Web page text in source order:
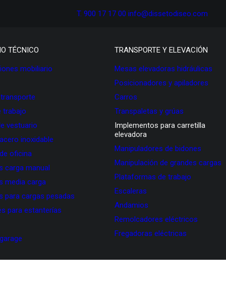
T. 900 17 17 00 info@dissetodiseo.com
TÉCNICO
mobiliario
trabajo
vestuario
inoxidable
oficina
carga manual
media carga
para cargas pesadas
para estanterías
TRANSPORTE Y ELEVACIÓN
Mesas elevadoras hidráulicas
Posicionadores y apiladores
Carros
Transpaletas y grúas
Implementos para carretilla
elevadora
Manipuladores de bidones
Manipulación de grandes cargas
Plataformas de trabajo
Escaleras
Andamios
Remolcadores eléctricos
Fregadoras eléctricas